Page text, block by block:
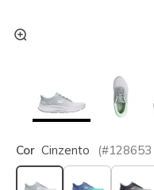
Cor Cinzento (#128653